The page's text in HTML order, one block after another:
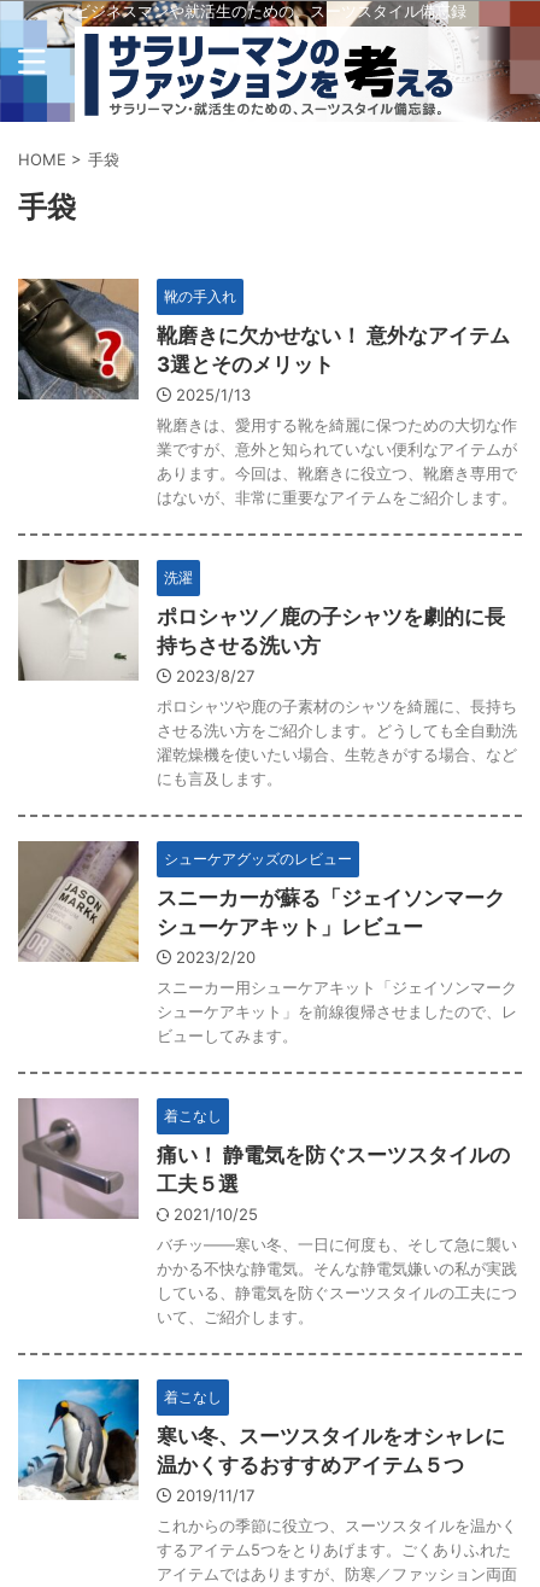
ビジネスマンや就活生のための、スーツスタイル備忘録
HOME > 手袋
手袋
靴の手入れ
靴磨きに欠かせない！ 意外なアイテム
3選とそのメリット
2025/1/13
靴磨きは、愛用する靴を綺麗に保つための大切な作
業ですが、意外と知られていない便利なアイテムが
あります。今回は、靴磨きに役立つ、靴磨き専用で
はないが、非常に重要なアイテムをご紹介します。
洗濯
ポロシャツ／鹿の子シャツを劇的に長
持ちさせる洗い方
2023/8/27
ポロシャツや鹿の子素材のシャツを綺麗に、長持ち
させる洗い方をご紹介します。どうしても全自動洗
濯乾燥機を使いたい場合、生乾きがする場合、など
にも言及します。
シューケアグッズのレビュー
スニーカーが蘇る「ジェイソンマーク
シューケアキット」レビュー
2023/2/20
スニーカー用シューケアキット「ジェイソンマーク
シューケアキット」を前線復帰させましたので、レ
ビューしてみます。
着こなし
痛い！ 静電気を防ぐスーツスタイルの
工夫５選
2021/10/25
バチッ――寒い冬、一日に何度も、そして急に襲い
かかる不快な静電気。そんな静電気嫌いの私が実践
している、静電気を防ぐスーツスタイルの工夫につ
いて、ご紹介します。
着こなし
寒い冬、スーツスタイルをオシャレに
温かくするおすすめアイテム５つ
2019/11/17
これからの季節に役立つ、スーツスタイルを温かく
するアイテム5つをとりあげます。ごくありふれた
アイテムではありますが、防寒／ファッション両面